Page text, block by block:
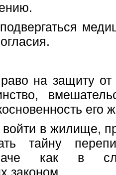
на защиту от
его
войти в жилище,
тайну
как в
законом.